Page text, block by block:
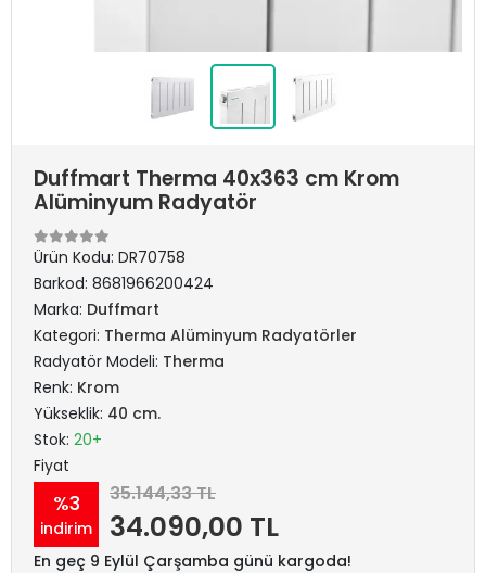
Duffmart Therma 40x363 cm Krom
Alüminyum Radyatör
Ürün Kodu: DR70758
Barkod: 8681966200424
Marka: Duffmart
Kategori: Therma Alüminyum Radyatörler
Radyatör Modeli: Therma
Renk: Krom
Yükseklik: 40 cm.
Stok: 20+
Fiyat
%3
indirim
35.144,33 TL
34.090,00 TL
En geç 9 Eylül Çarşamba günü kargoda!